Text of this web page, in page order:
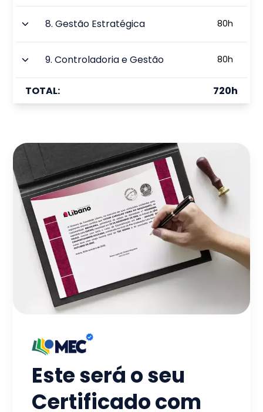
8.Gestão Estratégica 80h
9.Controladoria e Gestão 80h
TOTAL: 720h
Este será o seu
Certificado com